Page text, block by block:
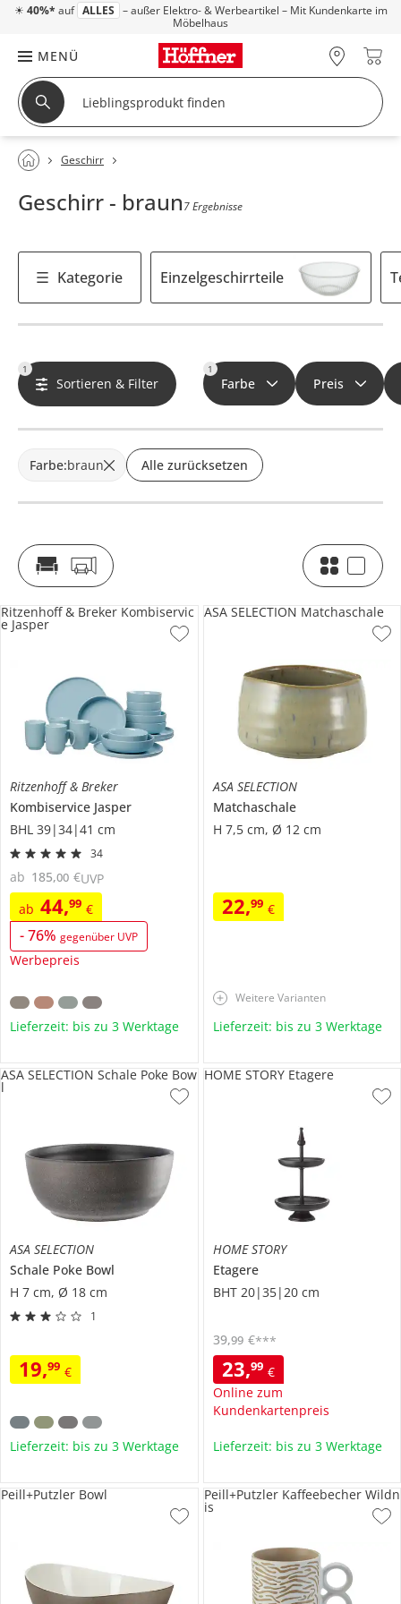
☀ 40%* auf ALLES – außer Elektro- & Werbeartikel – Mit Kundenkarte im
Möbelhaus
MENÜ
Geschirr
Geschirr - braun7 Ergebnisse
Kategorie Einzelgeschirrteile
1
Sortieren & Filter
1
Farbe Preis
Farbe:braun Alle zurücksetzen
Ritzenhoff & Breker
Kombiservice Jasper
BHL 39|34|41 cm
34
ab 44,99 €
-76% gegenüber UVP
Werbepreis
ab 185,00 €UVP
Ritzenhoff & Breker Kombiservic
e Jasper
Lieferzeit: bis zu 3 Werktage
ASA SELECTION
Matchaschale
H 7,5 cm, Ø 12 cm
22,99 €
ASA SELECTION Matchaschale
Weitere Varianten
Lieferzeit: bis zu 3 Werktage
ASA SELECTION
Schale Poke Bowl
H 7 cm, Ø 18 cm
1
19,99 €
ASA SELECTION Schale Poke Bow
l
Lieferzeit: bis zu 3 Werktage
HOME STORY
Etagere
BHT 20|35|20 cm
23,99 €
Online zum
Kundenkartenpreis
39,99 €***
HOME STORY Etagere
Lieferzeit: bis zu 3 Werktage
Peill+Putzler Bowl Peill+Putzler Kaffeebecher Wildn
is